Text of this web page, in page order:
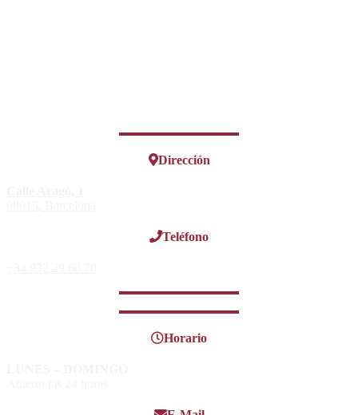
Dirección
Teléfono
Horario